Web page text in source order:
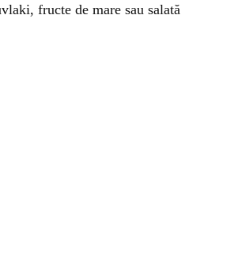
fructe de mare sau salată